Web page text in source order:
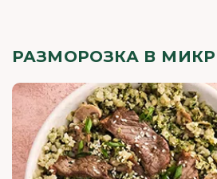
РАЗМОРОЗКА В